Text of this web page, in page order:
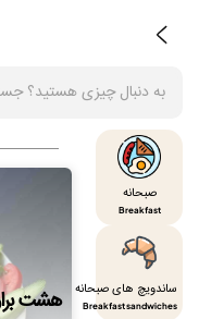
صبحانه
Breakfast
ساندویچ های صبحانه
Breakfast sandwiches هشت